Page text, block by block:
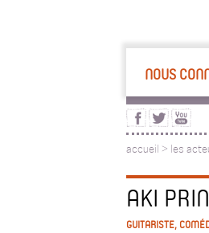
NOUS
accueil > les
AKI
GUITARISTE,